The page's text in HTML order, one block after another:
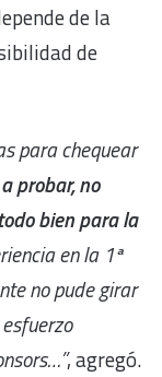
de la
de
para chequear
probar, no
bien para la
en la 1ª
no pude girar
, agregó.